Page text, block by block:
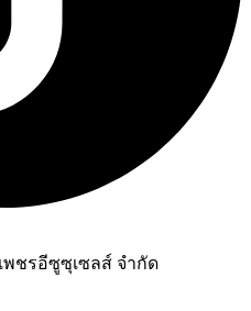
พชรอีซูซุเซลส์ จำกัด